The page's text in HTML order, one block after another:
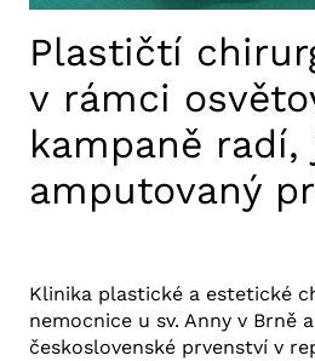
Plastičtí
v rámci
kampaně
amputovaný
Klinika plastické a estetické
nemocnice u sv. Anny v Brně
československé prvenství v